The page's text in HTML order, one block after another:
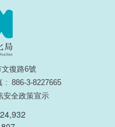
復路6號
: 886-3-8227665
安全政策宣示